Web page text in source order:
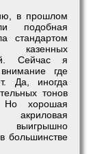
в прошлом
подобная
стандартом
Сейчас я
где
Да, иногда
тонов
Но хорошая
акриловая
выигрышно
большинстве